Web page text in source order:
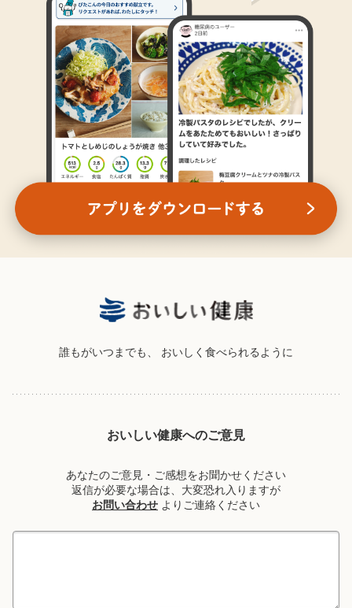
誰もがいつまでも、 おいしく食べられるように
おいしい健康へのご意見
あなたのご意見・ご感想をお聞かせください
返信が必要な場合は、大変恐れ入りますが
お問い合わせ よりご連絡ください